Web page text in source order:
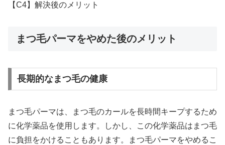
【C4】解決後のメリット
まつ毛パーマをやめた後のメリット
長期的なまつ毛の健康
まつ毛パーマは、まつ毛のカールを長時間キープするため
に化学薬品を使用します。しかし、この化学薬品はまつ毛
に負担をかけることもあります。まつ毛パーマをやめるこ